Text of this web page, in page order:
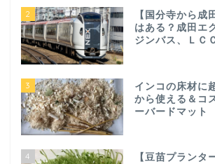
2
【国分寺から成
はある？成田エ
ジンバス、ＬＣ
3
インコの床材に
から使える＆コ
ーバードマット
4
【豆苗プランタ